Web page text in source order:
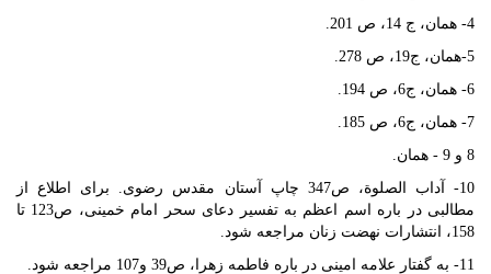
4- همان، ج 14، ص 201.
5-همان، ج‏19، ص 278.
6- همان، ج‏6، ص 194.
7- همان، ج‏6، ص 185.
8 و 9 - همان.
10- آداب الصلوة، ص‏347 چاپ آستان مقدس رضوى. براى اطلاع از
مطالبى در باره اسم اعظم به تفسير دعاى سحر امام خمينى، ص‏123 تا
158، انتشارات نهضت زنان مراجعه شود.
11- به گفتار علامه امينى در باره فاطمه زهرا، ص‏39 و107 مراجعه شود.